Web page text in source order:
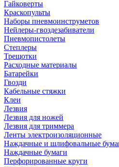
Гайковерты
Краскопульты
Наборы пневмоинструметов
Нейлеры-гвоздезабиватели
Пневмопистолеты
Степлеры
Трещотки
Расходные материалы
Батарейки
Гвозди
Кабельные стяжки
Клеи
Лезвия
Лезвия для ножей
Лезвия для триммера
Ленты электроизоляционные
Наждачные и шлифовальные
Наждачные бумаги
Перфорированные круги